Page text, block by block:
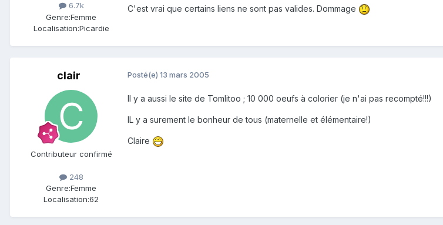
6.7k
Genre:Femme
Localisation:Picardie
C'est vrai que certains liens ne sont pas valides. Dommage
clair
Contributeur confirmé
248
Genre:Femme
Localisation:62
Posté(e) 13 mars 2005
Il y a aussi le site de Tomlitoo ; 10 000 oeufs à colorier (je n'ai pas recompté!!!)
IL y a surement le bonheur de tous (maternelle et élémentaire!)
Claire